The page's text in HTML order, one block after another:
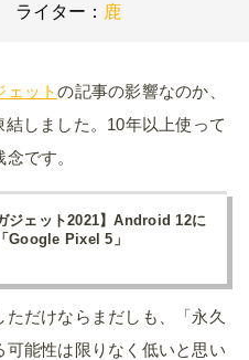
ライター： 鹿
ェットの記事の影響なのか、
しました。10年以上使って
です。
ジェット2021】Android 12に
Google Pixel 5」
だけならまだしも、「永久
能性は限りなく低いと思い